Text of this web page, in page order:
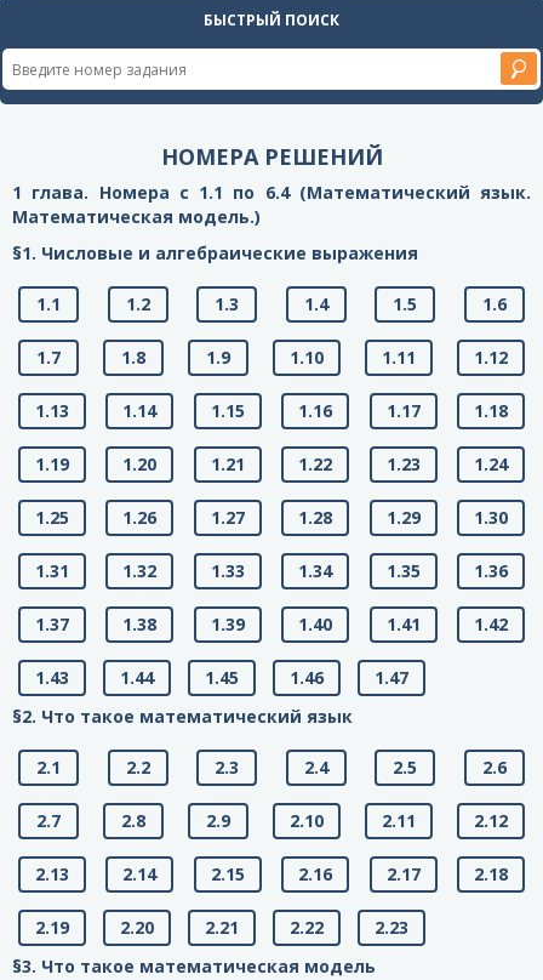
БЫСТРЫЙ ПОИСК
НОМЕРА РЕШЕНИЙ
1 глава. Номера с 1.1 по 6.4 (Математический язык.
Математическая модель.)
§1. Числовые и алгебраические выражения
1.1 1.2 1.3 1.4 1.5 1.6
1.7 1.8 1.9 1.10 1.11 1.12
1.13 1.14 1.15 1.16 1.17 1.18
1.19 1.20 1.21 1.22 1.23 1.24
1.25 1.26 1.27 1.28 1.29 1.30
1.31 1.32 1.33 1.34 1.35 1.36
1.37 1.38 1.39 1.40 1.41 1.42
1.43 1.44 1.45 1.46
1.47
§2. Что такое математический язык
2.1 2.2 2.3 2.4 2.5 2.6
2.7 2.8 2.9 2.10 2.11 2.12
2.13 2.14 2.15 2.16 2.17 2.18
2.19 2.20 2.21 2.22
2.23
§3. Что такое математическая модель